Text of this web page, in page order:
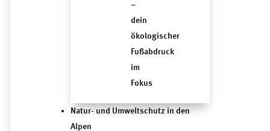
–
dein
ökologischer
Fußabdruck
im
Fokus
Natur- und Umweltschutz in den
Alpen